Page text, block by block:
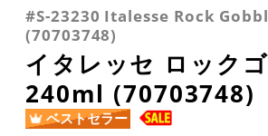
イタレッセ
#S-23230 Italesse Rock
(70703748)
イタレッセ ロック
240ml (70703748)
ベストセラー